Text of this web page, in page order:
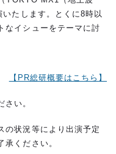
たします。とくに8時以
なイシューをテーマに討
【PR総研概要はこちら】
い。
の状況等により出演予定
ください。